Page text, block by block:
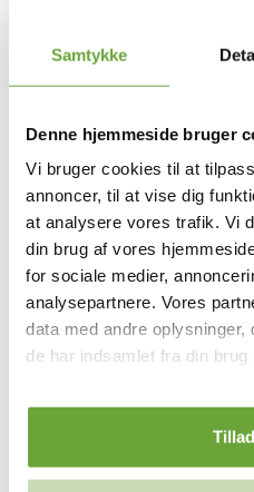
Samtykke
Denne hjemmeside bruger
Vi bruger cookies til at
annoncer, til at vise dig
at analysere vores trafik. Vi
din brug af vores
for sociale medier,
analysepartnere. Vores
data med andre
de har indsamlet fra din brug
garage betydeligt flere
garage typisk dyrere end dem,
men hvis I er bekymrede for
idé at overveje en alternativ
få garagen i forlængelse af
minimere både arbejdstid til
materialeomkostningerne,
mere økonomisk
den ekstra plads, I ønsker,
økonomiske stabilitet.